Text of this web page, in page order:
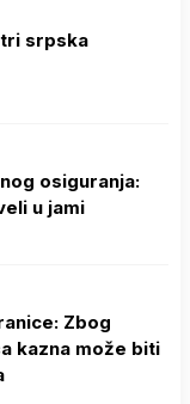
srpska
osiguranja:
u jami
Zbog
kazna može biti